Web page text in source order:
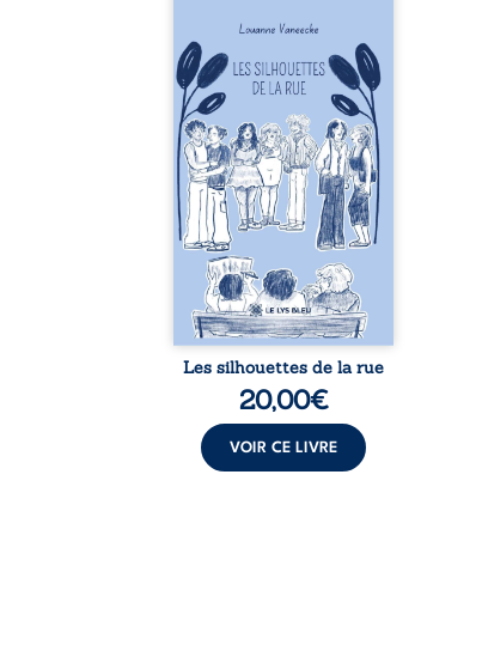
donne la parole à six
personnages ordinaires,
traversés par des pensées,
des émotions et des silences
qui pourraient appartenir à
chacun de nous. À travers
leurs parcours, ce roman
invite à porter un regard
différent sur celles et ceux
qui nous entourent, à deviner
ce qui se cache derrière les
apparences et à s’ouvrir au
fourmillement sensible de
notre ...
Les silhouettes de la rue
20,00€
VOIR CE LIVRE